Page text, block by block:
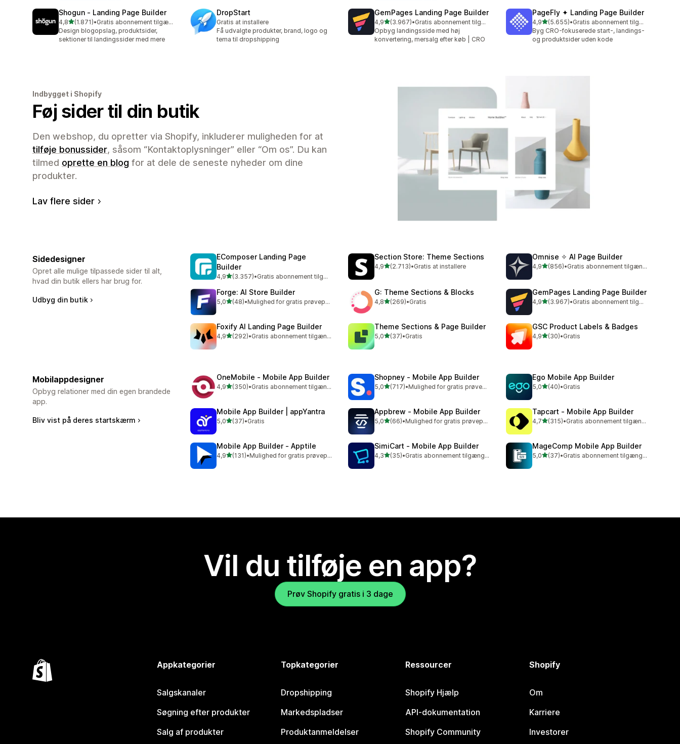
Shogun ‑ Landing Page Builder
4,8ud af 5 stjerner
(1.871)
1871 anmeldelser i alt
•
Gratis abonnement tilgængeligt
Design blogopslag, produktsider,
sektioner til landingssider med mere
DropStart
Gratis at installere
Få udvalgte produkter, brand, logo og
tema til dropshipping
GemPages Landing Page Builder
4,9ud af 5 stjerner
(3.967)
3967 anmeldelser i alt
•
Gratis abonnement tilgængeligt
Opbyg landingsside med høj
konvertering, mersalg efter køb | CRO
PageFly ✦ Landing Page Builder
4,9ud af 5 stjerner
(5.655)
5655 anmeldelser i alt
•
Gratis abonnement tilgængeligt
Byg CRO-fokuserede start-, landings-
og produktsider uden kode
Indbygget i Shopify
Føj sider til din butik
Den webshop, du opretter via Shopify, inkluderer muligheden for at
tilføje bonussider, såsom “Kontaktoplysninger” eller “Om os”. Du kan
tilmed oprette en blog for at dele de seneste nyheder om dine
produkter.
Lav flere sider
Sidedesigner
Opret alle mulige tilpassede sider til alt,
hvad din butik ellers har brug for.
Udbyg din butik
EComposer Landing Page
Builder
4,9ud af 5 stjerner
(3.357)
3357 anmeldelser i alt
• Gratis abonnement tilgængeligt
Section Store: Theme Sections
4,9ud af 5 stjerner
(2.713)
2713 anmeldelser i alt
•Gratis at installere
Omnise ✧ AI Page Builder
4,9ud af 5 stjerner
(856)
856 anmeldelser i alt
• Gratis abonnement tilgængeligt
Forge: AI Store Builder
5,0ud af 5 stjerner
(48)
48 anmeldelser i alt
• Mulighed for gratis prøveperiode
G: Theme Sections & Blocks
4,8ud af 5 stjerner
(269)
269 anmeldelser i alt
•Gratis
GemPages Landing Page Builder
4,9ud af 5 stjerner
(3.967)
3967 anmeldelser i alt
• Gratis abonnement tilgængeligt
Foxify AI Landing Page Builder
4,9ud af 5 stjerner
(292)
292 anmeldelser i alt
• Gratis abonnement tilgængeligt
Theme Sections & Page Builder
5,0ud af 5 stjerner
(37)
37 anmeldelser i alt
•Gratis
GSC Product Labels & Badges
4,9ud af 5 stjerner
(30)
30 anmeldelser i alt
•Gratis
Mobilappdesigner
Opbyg relationer med din egen brandede
app.
Bliv vist på deres startskærm
OneMobile ‑ Mobile App Builder
4,9ud af 5 stjerner
(350)
350 anmeldelser i alt
• Gratis abonnement tilgængeligt
Shopney ‑ Mobile App Builder
5,0ud af 5 stjerner
(717)
717 anmeldelser i alt
• Mulighed for gratis prøveperiode
Ego Mobile App Builder
5,0ud af 5 stjerner
(40)
40 anmeldelser i alt
•Gratis
Mobile App Builder | appYantra
5,0ud af 5 stjerner
(37)
37 anmeldelser i alt
•Gratis
Appbrew ‑ Mobile App Builder
5,0ud af 5 stjerner
(66)
66 anmeldelser i alt
• Mulighed for gratis prøveperiode
Tapcart ‑ Mobile App Builder
4,7ud af 5 stjerner
(315)
315 anmeldelser i alt
• Gratis abonnement tilgængeligt
Mobile App Builder ‑ Apptile
4,9ud af 5 stjerner
(131)
131 anmeldelser i alt
• Mulighed for gratis prøveperiode
SimiCart ‑ Mobile App Builder
4,3ud af 5 stjerner
(35)
35 anmeldelser i alt
• Gratis abonnement tilgængeligt
MageComp Mobile App Builder
5,0ud af 5 stjerner
(37)
37 anmeldelser i alt
• Gratis abonnement tilgængeligt
Vil du tilføje en app?
Prøv Shopify gratis i 3 dage
Appkategorier
Salgskanaler
Søgning efter produkter
Salg af produkter
Topkategorier
Dropshipping
Markedspladser
Produktanmeldelser
Ressourcer
Shopify Hjælp
API-dokumentation
Shopify Community
Shopify
Om
Karriere
Investorer